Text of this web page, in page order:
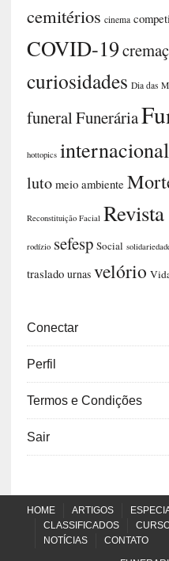
cemitérios cinema
COVID-19
curiosidades Dia das
funeralFunerária
hottopics internacional
luto meio ambiente
Reconstituição Facial
rodízio sefesp Social
traslado urnas velório
Conectar
Perfil
Termos e Condições
Sair
HOME ARTIGOS
CLASSIFICADOS
NOTÍCIAS
CONTATO